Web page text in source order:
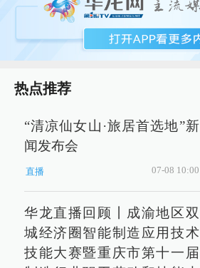
热点推荐
“清凉仙女山·旅居首选地”新
闻发布会
直播 07-08 10:00
华龙直播回顾丨成渝地区双
城经济圈智能制造应用技术
技能大赛暨重庆市第十一届